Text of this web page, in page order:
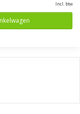
Incl. btw